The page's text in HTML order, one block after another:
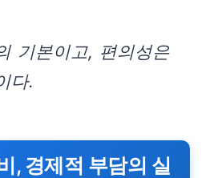
기본이고, 편의성은
다.
, 경제적 부담의 실